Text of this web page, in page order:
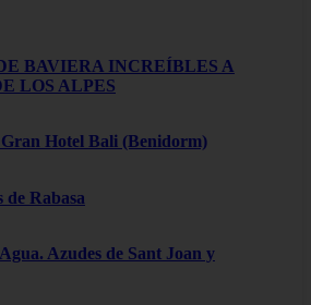
BAVIERA INCREÍBLES A
LOS ALPES
Hotel Bali (Benidorm)
de Rabasa
Azudes de Sant Joan y